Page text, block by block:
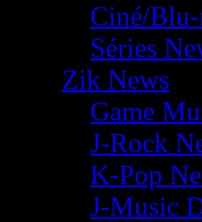
Ciné/
Séries
Zik News
Game
J-Rock
K-Pop
J-Music